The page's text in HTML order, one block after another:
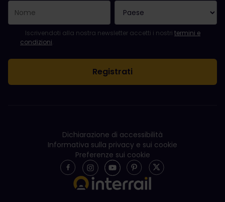
La registrazione è avvenuta con successo.
Il campo "Indirizzo e-mail" è obbligatorio.
L'indirizzo e-mail non è valido.
Si è verificato un errore durante l'iscrizione alla newsletter.
Sei già iscritto a questa newsletter!
Per iscriversi alla newsletter, accettare i termini e le condizioni.
Iscrivendoti alla nostra newsletter accetti i nostri termini e
condizioni.
Dichiarazione di accessibilità
Informativa sulla privacy e sui cookie
Preferenze sui cookie